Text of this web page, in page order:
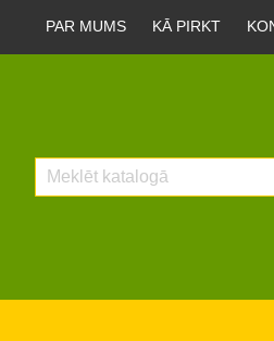
PAR MUMS KĀ PIRKT